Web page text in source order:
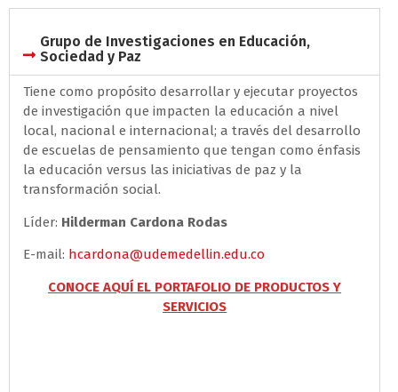
Grupo de Investigaciones en Educación,
Sociedad y Paz
Tiene como propósito desarrollar y ejecutar proyectos
de investigación que impacten la educación a nivel
local, nacional e internacional; a través del desarrollo
de escuelas de pensamiento que tengan como énfasis
la educación versus las iniciativas de paz y la
transformación social.
Líder: Hilderman Cardona Rodas
E-mail: hcardona@udemedellin.edu.co
CONOCE AQUÍ EL PORTAFOLIO DE PRODUCTOS Y
SERVICIOS